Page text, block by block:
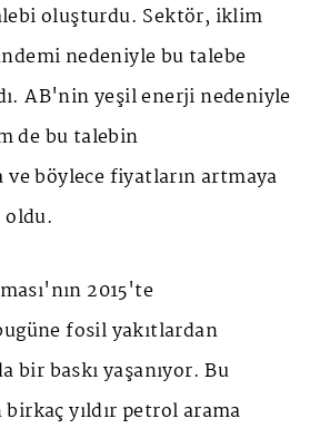
oluşturdu. Sektör, iklim
nedeniyle bu talebe
AB'nin yeşil enerji nedeniyle
de bu talebin
ve böylece fiyatların artmaya
oldu.
2015'te
fosil yakıtlardan
bir baskı yaşanıyor. Bu
yıldır petrol arama